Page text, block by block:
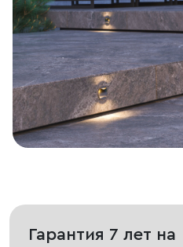
Гарантия 7 лет на